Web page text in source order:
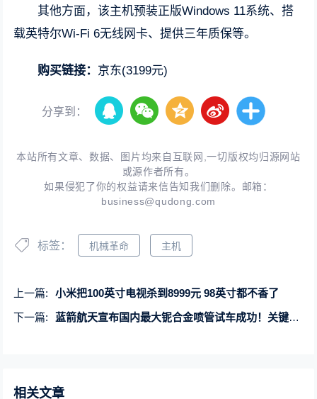
其他方面，该主机预装正版Windows 11系统、搭
载英特尔Wi-Fi 6无线网卡、提供三年质保等。
购买链接： 京东(3199元)
分享到：
本站所有文章、数据、图片均来自互联网,一切版权均归源网站
或源作者所有。
如果侵犯了你的权益请来信告知我们删除。邮箱：
business@qudong.com
标签： 机械革命 主机
上一篇:
小米把100英寸电视杀到8999元 98英寸都不香了
下一篇:
蓝箭航天宣布国内最大铌合金喷管试车成功！关键技术自研
相关文章